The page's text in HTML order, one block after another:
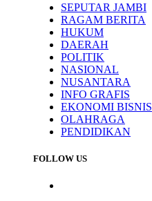
SEPUTAR JAMBI
RAGAM BERITA
HUKUM
DAERAH
POLITIK
NASIONAL
NUSANTARA
INFO GRAFIS
EKONOMI BISNIS
OLAHRAGA
PENDIDIKAN
FOLLOW US